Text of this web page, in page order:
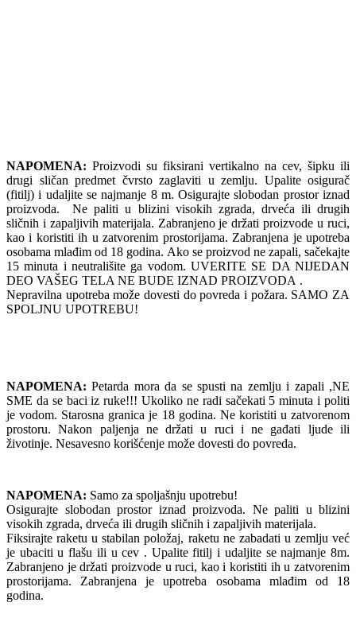
NAPOMENA: Proizvodi su fiksirani vertikalno na cev, šipku ili
drugi sličan predmet čvrsto zaglaviti u zemlju. Upalite osigurač
(fitilj) i udaljite se najmanje 8 m. Osigurajte slobodan prostor iznad
proizvoda. Ne paliti u blizini visokih zgrada, drveća ili drugih
sličnih i zapaljivih materijala. Zabranjeno je držati proizvode u ruci,
kao i koristiti ih u zatvorenim prostorijama. Zabranjena je upotreba
osobama mlađim od 18 godina. Ako se proizvod ne zapali, sačekajte
15 minuta i neutrališite ga vodom. UVERITE SE DA NIJEDAN
DEO VAŠEG TELA NE BUDE IZNAD PROIZVODA .
Nepravilna upotreba može dovesti do povreda i požara. SAMO ZA
SPOLJNU UPOTREBU!
NAPOMENA: Petarda mora da se spusti na zemlju i zapali ,NE
SME da se baci iz ruke!!! Ukoliko ne radi sačekati 5 minuta i politi
je vodom. Starosna granica je 18 godina. Ne koristiti u zatvorenom
prostoru. Nakon paljenja ne držati u ruci i ne gađati ljude ili
životinje. Nesavesno korišćenje može dovesti do povreda.
NAPOMENA: Samo za spoljašnju upotrebu!
Osigurajte slobodan prostor iznad proizvoda. Ne paliti u blizini
visokih zgrada, drveća ili drugih sličnih i zapaljivih materijala.
Fiksirajte raketu u stabilan položaj, raketu ne zabadati u zemlju već
je ubaciti u flašu ili u cev . Upalite fitilj i udaljite se najmanje 8m.
Zabranjeno je držati proizvode u ruci, kao i koristiti ih u zatvorenim
prostorijama. Zabranjena je upotreba osobama mlađim od 18
godina.